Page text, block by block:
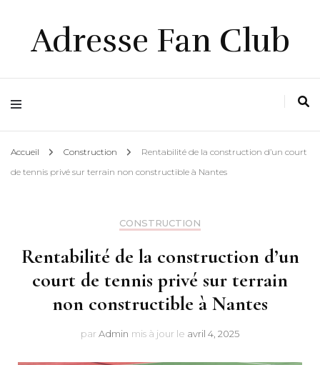
Adresse Fan Club
Accueil Construction
Rentabilité de la construction d’un court
de tennis privé sur terrain non constructible à Nantes
CONSTRUCTION
Rentabilité de la construction d’un
court de tennis privé sur terrain
non constructible à Nantes
par Admin mis à jour le avril 4, 2025